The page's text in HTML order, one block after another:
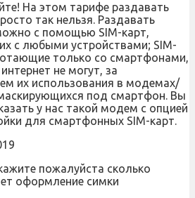
На этом тарифе раздавать
так нельзя. Раздавать
с помощью SIM-карт,
с любыми устройствами; SIM-
только со смартфонами,
не могут, за
их использования в модемах/
под смартфон. Вы
у нас такой модем с опцией
для смартфонных SIM-карт.
пожалуйста сколько
оформление симки